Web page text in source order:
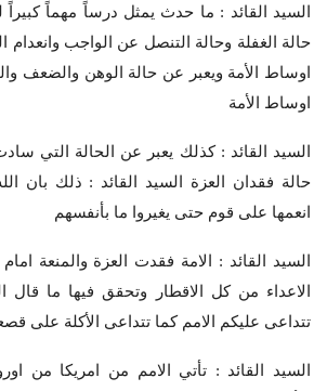
السيد القائد : ما حدث يمثل درساً مهماً
حالة الغفلة وحالة التنصل عن الواجب
اوساط الأمة ويعبر عن حالة الوهن والضعف
اوساط الأمة
السيد القائد : كذلك يعبر عن الحالة التي
حالة فقدان العزة السيد القائد : ذلك بان
انعمها على قوم حتى يغيروا ما بأنفسهم
السيد القائد : الامة فقدت العزة والمنعة
الاعداء من كل الاقطار وتحقق فيها ما
تتداعى عليكم الامم كما تتداعى الأكلة على
السيد القائد : تأتي الامم من امريكا من